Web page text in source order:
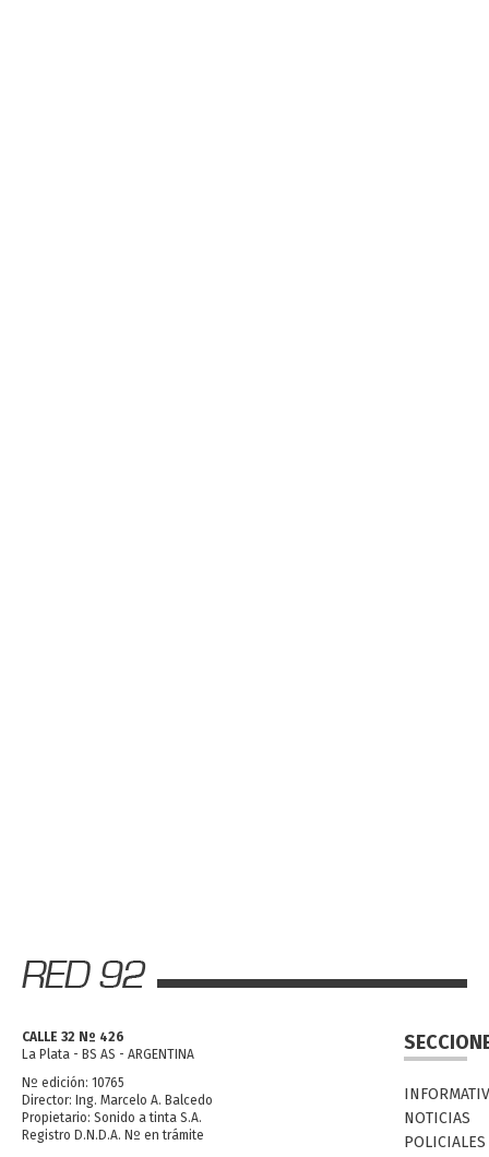
CALLE 32 Nº 426
La Plata - BS AS - ARGENTINA
Nº edición: 10765
Director: Ing. Marcelo A. Balcedo
Propietario: Sonido a tinta S.A.
Registro D.N.D.A. Nº en trámite
NOTICIAS
POLICIALES